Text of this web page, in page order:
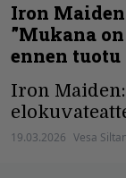
Iron
”Mukana
ennen
Iron
19.03.2026 Vesa